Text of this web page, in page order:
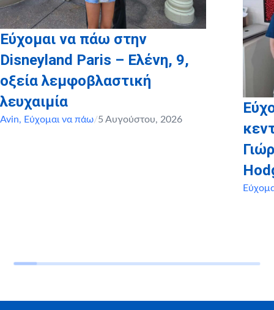
Εύχομαι να πάω στην
Disneyland Paris – Ελένη, 9,
οξεία λεμφοβλαστική
λευχαιμία
Avin, Εύχομαι να πάω/5 Αυγούστου, 2026